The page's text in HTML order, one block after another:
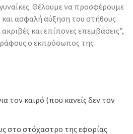
Θέλουμε να προσφέρουμε
και ασφαλή αύξηση του στήθους
και επίπονες επεμβάσεις”,
ο εκπρόσωπος της
τον καιρό (που κανείς δεν τον
στο στόχαστρο της εφορίας